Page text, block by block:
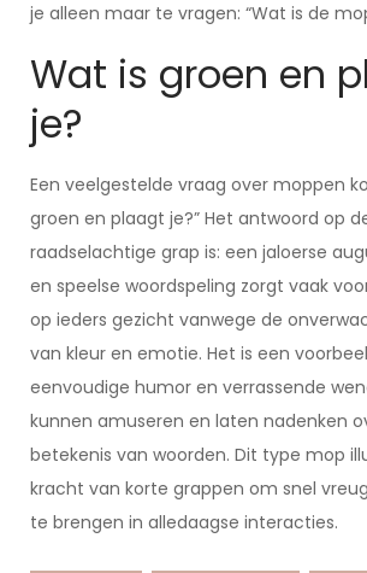
je alleen maar te vragen: “Wat is de
Wat is groen en
je?
Een veelgestelde vraag over moppen
groen en plaagt je?” Het antwoord op
raadselachtige grap is: een jaloerse
en speelse woordspeling zorgt vaak
op ieders gezicht vanwege de
van kleur en emotie. Het is een
eenvoudige humor en verrassende
kunnen amuseren en laten nadenken
betekenis van woorden. Dit type mop
kracht van korte grappen om snel
te brengen in alledaagse interacties.